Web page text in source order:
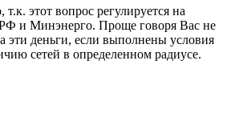
этот вопрос регулируется на
РФ и Минэнерго. Проще говоря Вас не
эти деньги, если выполнены условия
сетей в определенном радиусе.